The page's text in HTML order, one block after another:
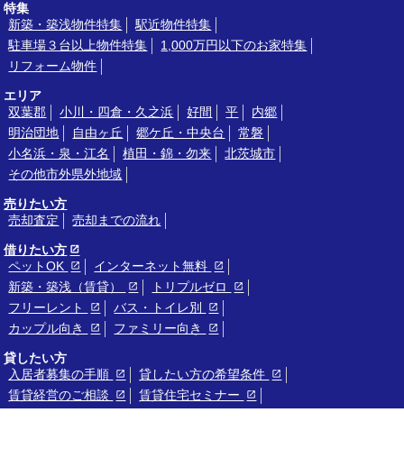
特集
新築・築浅物件特集
駅近物件特集
駐車場３台以上物件特集
1,000万円以下のお家特集
リフォーム物件
エリア
双葉郡
小川・四倉・久之浜 好間 平
内郷
明治団地
自由ヶ丘 郷ケ丘・中央台
常磐
小名浜・泉・江名
植田・錦・勿来
北茨城市
その他市外県外地域
売りたい方
売却査定
売却までの流れ
借りたい方
ペットOK
インターネット無料
新築・築浅（賃貸）
トリプルゼロ
フリーレント
バス・トイレ別
カップル向き
ファミリー向き
貸したい方
入居者募集の手順
貸したい方の希望条件
賃貸経営のご相談
賃貸住宅セミナー